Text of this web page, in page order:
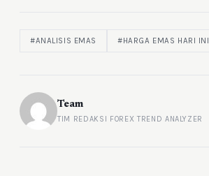
#ANALISIS EMAS #HARGA EMAS HARI INI
Team
TIM REDAKSI FOREX TREND ANALYZER